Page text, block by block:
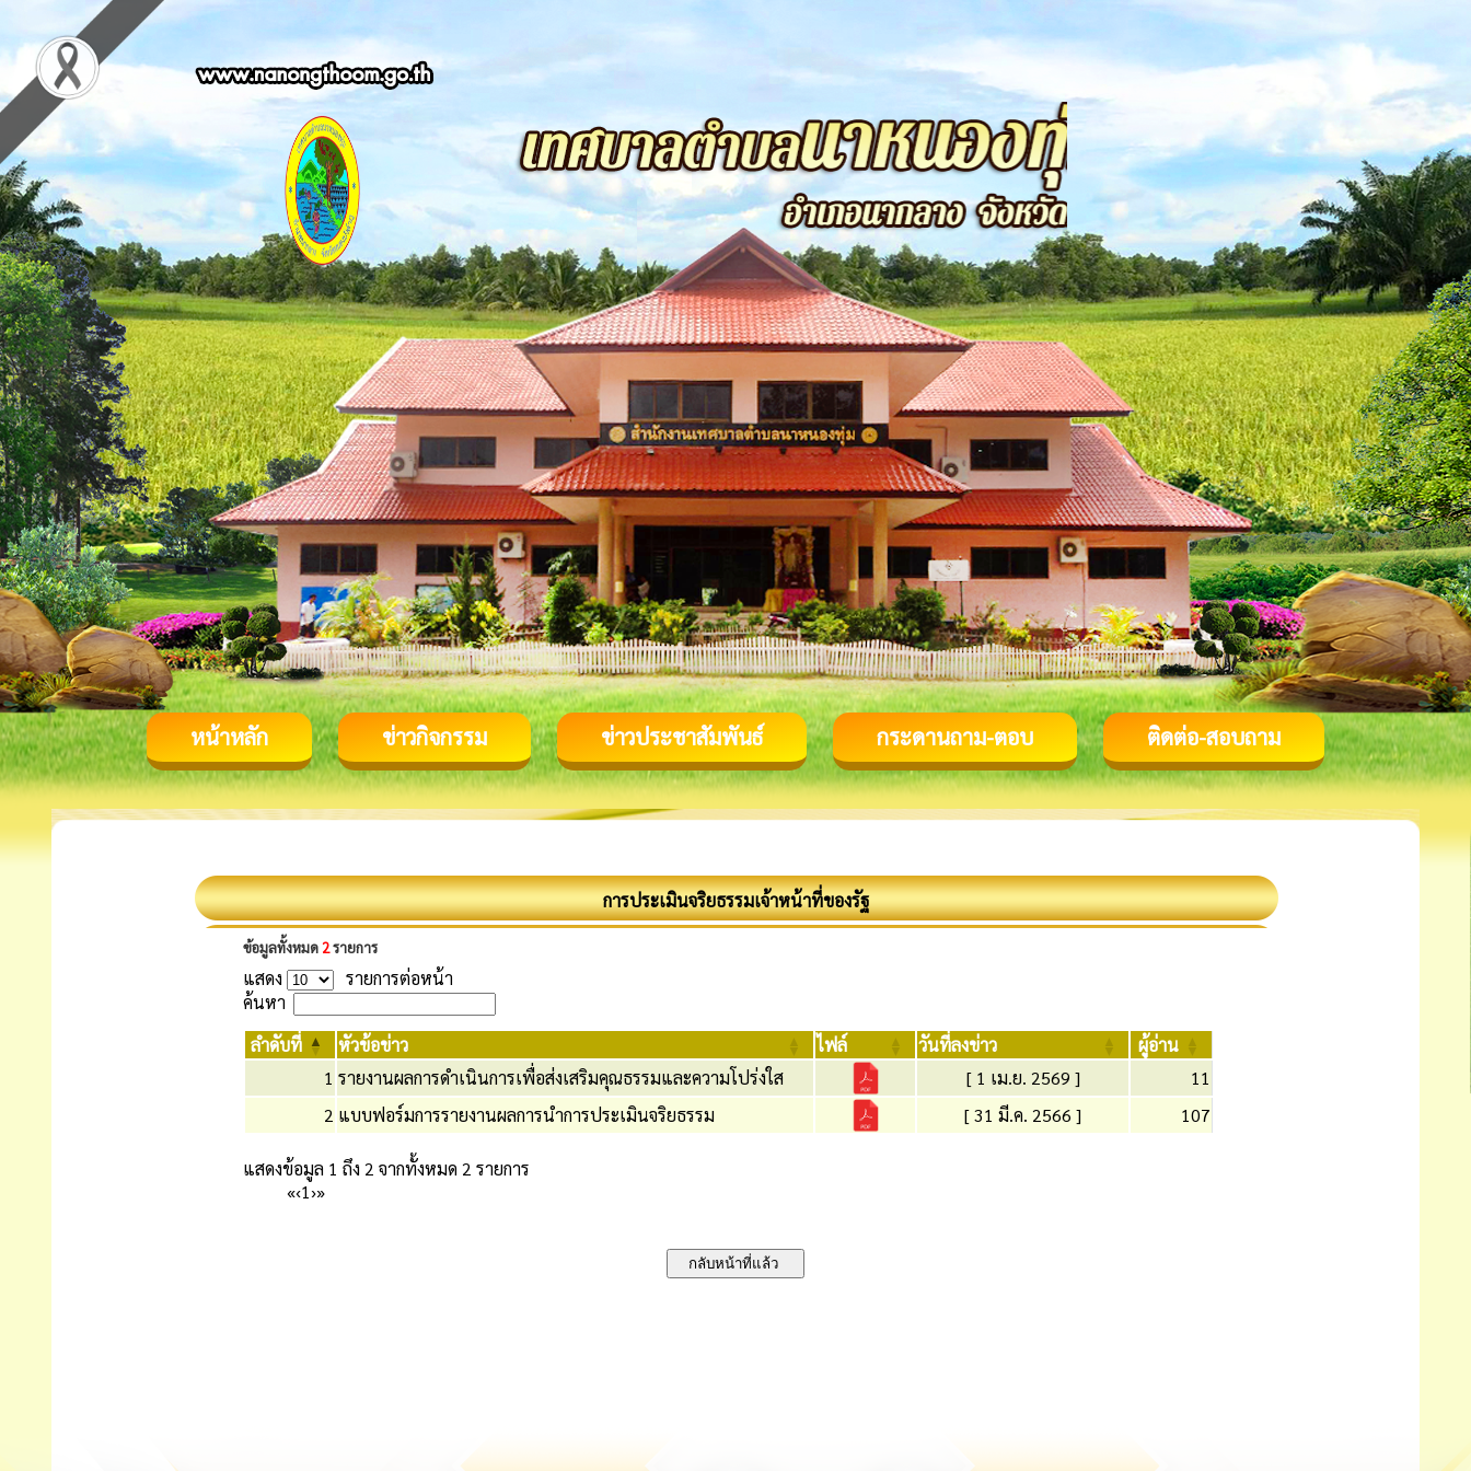
หน้าหลัก ข่าวกิจกรรม ข่าวประชาสัมพันธ์ กระดานถาม-ตอบ ติดต่อ-สอบถาม
การประเมินจริยธรรมเจ้าหน้าที่ของรัฐ
ข้อมูลทั้งหมด 2รายการ
แสดง
รายการต่อหน้า
ค้นหา
ลำดับที่
หัวข้อข่าว ไฟล์ วันที่ลงข่าว
ผู้อ่าน
1 รายงานผลการดำเนินการเพื่อส่งเสริมคุณธรรมและความโปร่งใส [ 1 เม.ย. 2569 ]
11
2 แบบฟอร์มการรายงานผลการนําการประเมินจริยธรรม [ 31 มี.ค. 2566 ] 107
แสดงข้อมูล 1 ถึง 2 จากทั้งหมด 2 รายการ
«‹1›»